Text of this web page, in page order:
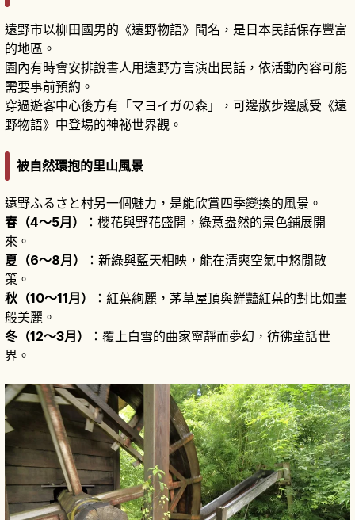
遠野市以柳田國男的《遠野物語》聞名，是日本民話保存豐富
的地區。
園內有時會安排說書人用遠野方言演出民話，依活動內容可能
需要事前預約。
穿過遊客中心後方有「マヨイガの森」，可邊散步邊感受《遠
野物語》中登場的神祕世界觀。
被自然環抱的里山風景
遠野ふるさと村另一個魅力，是能欣賞四季變換的風景。
春（4～5月）
：櫻花與野花盛開，綠意盎然的景色鋪展開
來。
夏（6～8月）
：新綠與藍天相映，能在清爽空氣中悠閒散
策。
秋（10～11月）
：紅葉絢麗，茅草屋頂與鮮豔紅葉的對比如畫
般美麗。
冬（12～3月）
：覆上白雪的曲家寧靜而夢幻，彷彿童話世
界。